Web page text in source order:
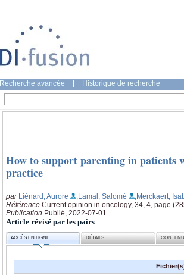
Recherche avancée Historique de recherche
How to support parenting in patients
practice
par Liénard, Aurore ;Lamal, Salomé
;Merckaert,
Référence Current opinion in oncology, 34, 4, page
Publication Publié, 2022-07-01
Article révisé par les pairs
ACCÈS EN LIGNE DÉTAILS CONTENU